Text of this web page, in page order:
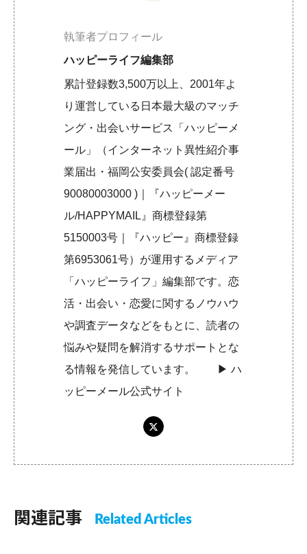
執筆者プロフィール
ハッピーライフ編集部
累計登録数3,500万以上、2001年よ
り運営している日本最大級のマッチ
ング・出会いサービス「ハッピーメ
ール」（インターネット異性紹介事
業届出・福岡公安委員会( 認定番号
90080003000 )｜『ハッピーメー
ル/HAPPYMAIL』商標登録第
5150003号｜『ハッピー』商標登録
第6953061号）が運用するメディア
「ハッピーライフ」編集部です。恋
活・出会い・恋愛に関するノウハウ
や調査データなどをもとに、読者の
悩みや疑問を解消するサポートとな
る情報を発信しています。 ▶︎ハ
ッピーメール公式サイト
関連記事 Related Articles